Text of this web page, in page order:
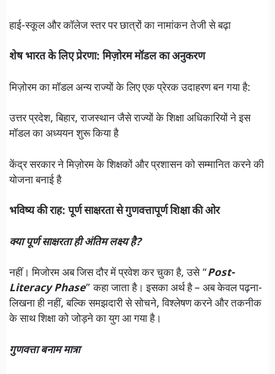
हाई-स्कूल और कॉलेज स्तर पर छात्रों का नामांकन तेजी से बढ़ा
शेष भारत के लिए प्रेरणा: मिज़ोरम मॉडल का अनुकरण
मिज़ोरम का मॉडल अन्य राज्यों के लिए एक प्रेरक उदाहरण बन गया है:
उत्तर प्रदेश, बिहार, राजस्थान जैसे राज्यों के शिक्षा अधिकारियों ने इस
मॉडल का अध्ययन शुरू किया है
केंद्र सरकार ने मिज़ोरम के शिक्षकों और प्रशासन को सम्मानित करने की
योजना बनाई है
भविष्य की राह: पूर्ण साक्षरता से गुणवत्तापूर्ण शिक्षा की ओर
क्या पूर्ण साक्षरता ही अंतिम लक्ष्य है?
नहीं। मिजोरम अब जिस दौर में प्रवेश कर चुका है, उसे “Post-
Literacy Phase” कहा जाता है। इसका अर्थ है – अब केवल पढ़ना-
लिखना ही नहीं, बल्कि समझदारी से सोचने, विश्लेषण करने और तकनीक
के साथ शिक्षा को जोड़ने का युग आ गया है।
गुणवत्ता बनाम मात्रा